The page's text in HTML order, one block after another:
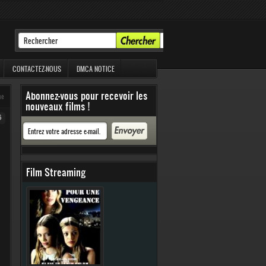
CONTACTEZ-NOUS DMCA NOTICE
Abonnez-vous pour recevoir les
nouveaux films !
Film Streaming